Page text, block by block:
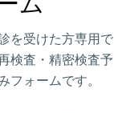
を受けた方専用で
検査・精密検査予
フォームです。